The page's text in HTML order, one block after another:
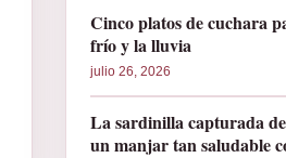
Cinco platos de cuchara
frío y la lluvia
julio 26, 2026
La sardinilla capturada
un manjar tan saludable